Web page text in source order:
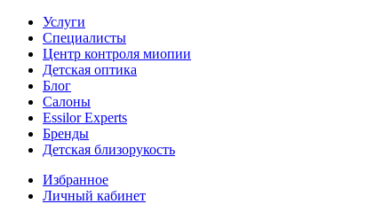
Услуги
Специалисты
Центр контроля миопии
Детская оптика
Блог
Салоны
Essilor Experts
Бренды
Детская близорукость
Избранное
Личный кабинет